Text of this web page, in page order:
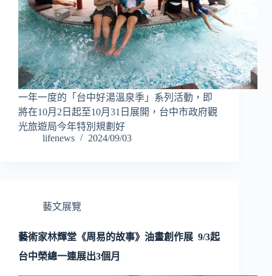
一年一度的「台中好湯溫泉季」系列活動，即
將在10月2日起至10月31日展開，台中市政府觀
光旅遊局今年特別規劃好
lifenews
2024/09/03
藝文展覽
藝術家林輝堂《周易的故事》油畫創作展 9/3起
台中榮總一連展出3個月